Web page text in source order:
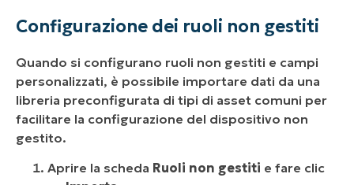
Configurazione dei ruoli non gestiti
Quando si configurano ruoli non gestiti e campi
personalizzati, è possibile importare dati da una
libreria preconfigurata di tipi di asset comuni per
facilitare la configurazione del dispositivo non
gestito.
Aprire la scheda Ruoli non gestiti e fare clic